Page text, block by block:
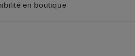
en boutique